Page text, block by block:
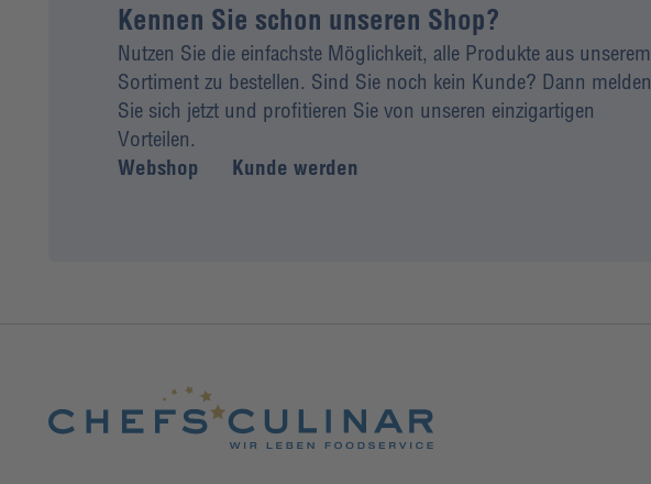
Kennen Sie schon unseren Shop?
Nutzen Sie die einfachste Möglichkeit, alle Produkte aus unserem
Sortiment zu bestellen. Sind Sie noch kein Kunde? Dann melden
Sie sich jetzt und profitieren Sie von unseren einzigartigen
Vorteilen.
Webshop
Kunde werden